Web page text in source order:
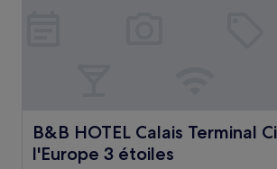
B&B HOTEL Calais Terminal
l'Europe 3 étoiles
B&B HOTEL Calais Terminal Cité de